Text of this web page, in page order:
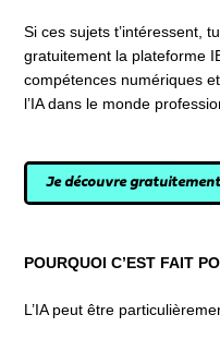
Si ces sujets t’intéressent,
gratuitement la plateforme
compétences numériques
l’IA dans le monde
Je découvre
POURQUOI C’EST FAIT
L’IA peut être